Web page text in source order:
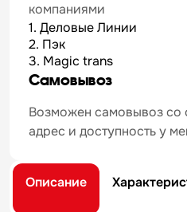
компаниями
1. Деловые Линии
2. Пэк
3. Magic trans
Самовывоз
Возможен самовывоз со
адрес и доступность у
Описание